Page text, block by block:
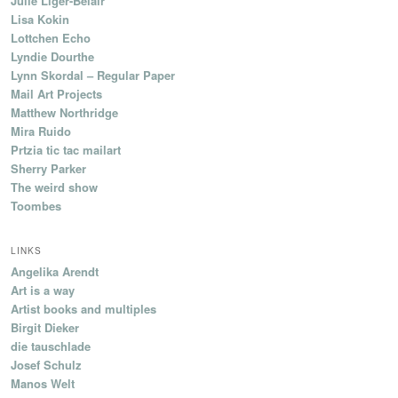
Lisa Kokin
Lottchen Echo
Lyndie Dourthe
Lynn Skordal – Regular Paper
Mail Art Projects
Matthew Northridge
Mira Ruido
Prtzia tic tac mailart
Sherry Parker
The weird show
Toombes
LINKS
Angelika Arendt
Art is a way
Artist books and multiples
Birgit Dieker
die tauschlade
Josef Schulz
Manos Welt